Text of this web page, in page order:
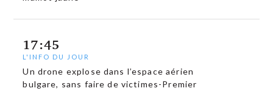
17:45
L'INFO DU JOUR
Un drone explose dans l’espace aérien
bulgare, sans faire de victimes-Premier